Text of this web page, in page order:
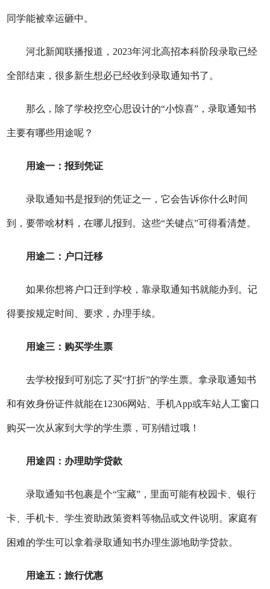
同学能被幸运砸中。
河北新闻联播报道，2023年河北高招本科阶段录取已经
全部结束，很多新生想必已经收到录取通知书了。
那么，除了学校挖空心思设计的“小惊喜”，录取通知书
主要有哪些用途呢？
用途一：报到凭证
录取通知书是报到的凭证之一，它会告诉你什么时间
到，要带啥材料，在哪儿报到。这些“关键点”可得看清楚。
用途二：户口迁移
如果你想将户口迁到学校，靠录取通知书就能办到。记
得要按规定时间、要求，办理手续。
用途三：购买学生票
去学校报到可别忘了买“打折”的学生票。拿录取通知书
和有效身份证件就能在12306网站、手机App或车站人工窗口
购买一次从家到大学的学生票，可别错过哦！
用途四：办理助学贷款
录取通知书包裹是个“宝藏”，里面可能有校园卡、银行
卡、手机卡、学生资助政策资料等物品或文件说明。家庭有
困难的学生可以拿着录取通知书办理生源地助学贷款。
用途五：旅行优惠